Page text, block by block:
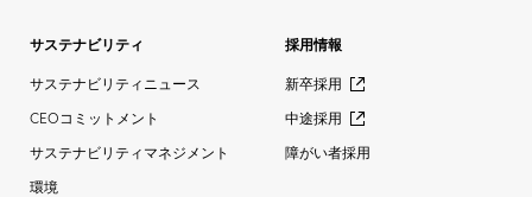
サステナビリティ
サステナビリティニュース
CEOコミットメント
サステナビリティマネジメント
環境
採用情報
新卒採用
中途採用
障がい者採用